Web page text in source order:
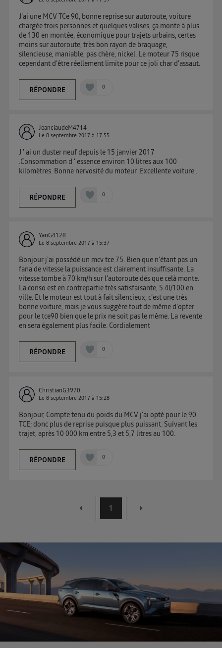
J'ai une MCV TCe 90, bonne reprise sur autoroute, voiture
chargée trois personnes et quelques valises, ça monte à plus
de 130 en montée, économique pour trajets urbains, certes
moins sur autoroute, très bon rayon de braquage,
silencieuse, maniable, pas chère, nickel. Le moteur 75 risque
cependant d'être réellement limite pour ce joli char d'assaut.
RÉPONDRE 0
JeanclaudeM4714
Le8 septembre 2017 à 17:55
J ' ai un duster neuf depuis le 15 janvier 2017
.Consommation d ' essence environ 10 litres aux 100
kilomètres. Bonne nervosité du moteur .Excellente voiture .
RÉPONDRE 0
YanG4128
Le8 septembre 2017 à 15:37
Bonjour j'ai possédé un mcv tce 75. Bien que n'étant pas un
fana de vitesse la puissance est clairement insuffisante. La
vitesse tombe à 70 km/h sur l'autoroute dés que celà monte.
La conso est en contrepartie très satisfaisante, 5.4l/100 en
ville. Et le moteur est tout à fait silencieux, c'est une très
bonne voiture, mais je vous suggère tout de même d'opter
pour le tce90 bien que le prix ne soit pas le même. La revente
en sera également plus facile. Cordialement
RÉPONDRE 0
ChristianG3970
Le8 septembre 2017 à 15:28
Bonjour, Compte tenu du poids du MCV j'ai opté pour le 90
TCE; donc plus de reprise puisque plus puissant. Suivant les
trajet, après 10 000 km entre 5,3 et 5,7 litres au 100.
RÉPONDRE 0
1